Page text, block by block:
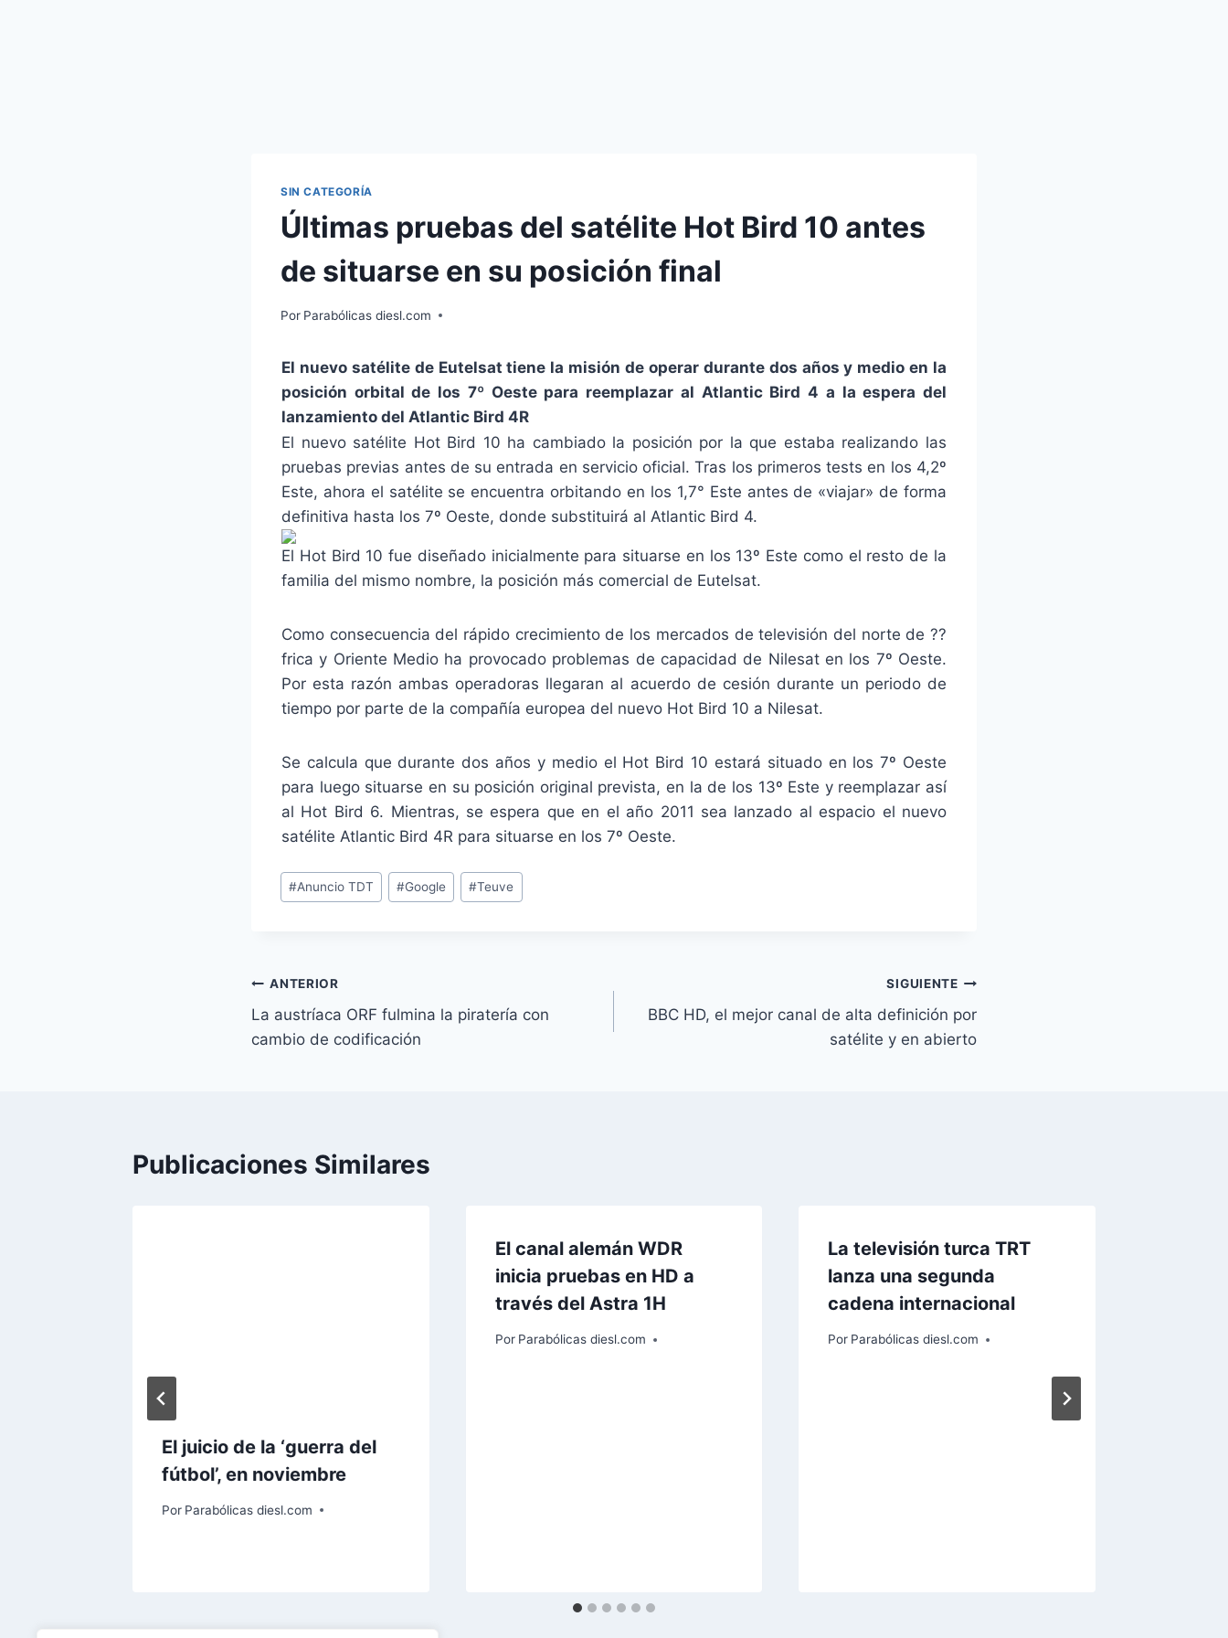
SIN CATEGORÍA
Últimas pruebas del satélite Hot Bird 10 antes
de situarse en su posición final
Por Parabólicas diesl.com
El nuevo satélite de Eutelsat tiene la misión de operar durante dos años y medio en la
posición orbital de los 7º Oeste para reemplazar al Atlantic Bird 4 a la espera del
lanzamiento del Atlantic Bird 4R
El nuevo satélite Hot Bird 10 ha cambiado la posición por la que estaba realizando las
pruebas previas antes de su entrada en servicio oficial. Tras los primeros tests en los 4,2º
Este, ahora el satélite se encuentra orbitando en los 1,7° Este antes de «viajar» de forma
definitiva hasta los 7º Oeste, donde substituirá al Atlantic Bird 4.
El Hot Bird 10 fue diseñado inicialmente para situarse en los 13º Este como el resto de la
familia del mismo nombre, la posición más comercial de Eutelsat.
Como consecuencia del rápido crecimiento de los mercados de televisión del norte de ??
frica y Oriente Medio ha provocado problemas de capacidad de Nilesat en los 7º Oeste.
Por esta razón ambas operadoras llegaran al acuerdo de cesión durante un periodo de
tiempo por parte de la compañía europea del nuevo Hot Bird 10 a Nilesat.
Se calcula que durante dos años y medio el Hot Bird 10 estará situado en los 7º Oeste
para luego situarse en su posición original prevista, en la de los 13º Este y reemplazar así
al Hot Bird 6. Mientras, se espera que en el año 2011 sea lanzado al espacio el nuevo
satélite Atlantic Bird 4R para situarse en los 7º Oeste.
Etiquetas
de
#Anuncio TDT #Google #Teuve
Navegación
de
ANTERIOR
La austríaca ORF fulmina la piratería con
cambio de codificación
SIGUIENTE
BBC HD, el mejor canal de alta definición por
satélite y en abierto
Publicaciones Similares
El juicio de la ‘guerra del
fútbol’, en noviembre
Por Parabólicas diesl.com
El canal alemán WDR
inicia pruebas en HD a
través del Astra 1H
Por Parabólicas diesl.com
La televisión turca TRT
lanza una segunda
cadena internacional
Por Parabólicas diesl.com